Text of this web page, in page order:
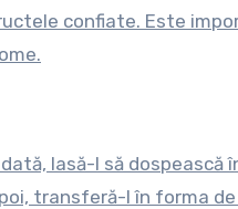
confiate. Este
lasă-l să dospească
transferă-l în forma